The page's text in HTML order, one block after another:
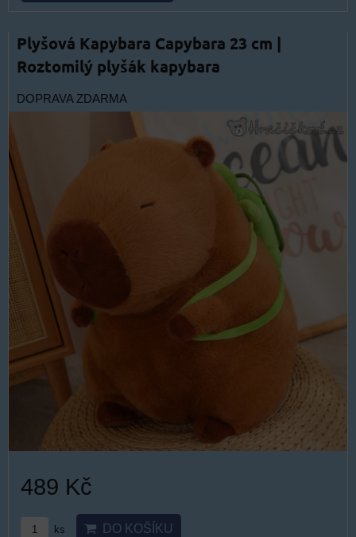
Plyšová Kapybara Capybara 23 cm |
Roztomilý plyšák kapybara
DOPRAVA ZDARMA
489 Kč
ks DO KOŠÍKU